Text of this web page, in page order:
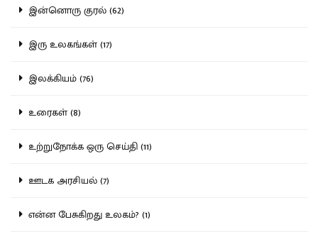
இன்னொரு குரல் (62)
இரு உலகங்கள் (17)
இலக்கியம் (76)
உரைகள் (8)
உற்றுநோக்க ஒரு செய்தி (11)
ஊடக அரசியல் (7)
என்ன பேசுகிறது உலகம்? (1)